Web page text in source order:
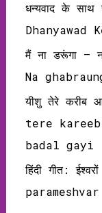
धन्यवाद के साथ
मैं ना डरूंगा –
Na
यीशु तेरे करीब
tere
badal gayi
हिंदी गीत: